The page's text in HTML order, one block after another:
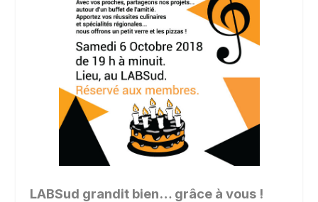
LABSud grandit bien… grâce à vous !